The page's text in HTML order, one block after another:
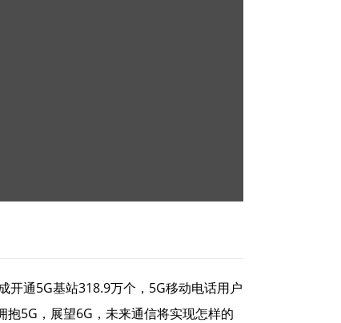
开通5G基站318.9万个，5G移动电话用户
5G，展望6G，未来通信将实现怎样的